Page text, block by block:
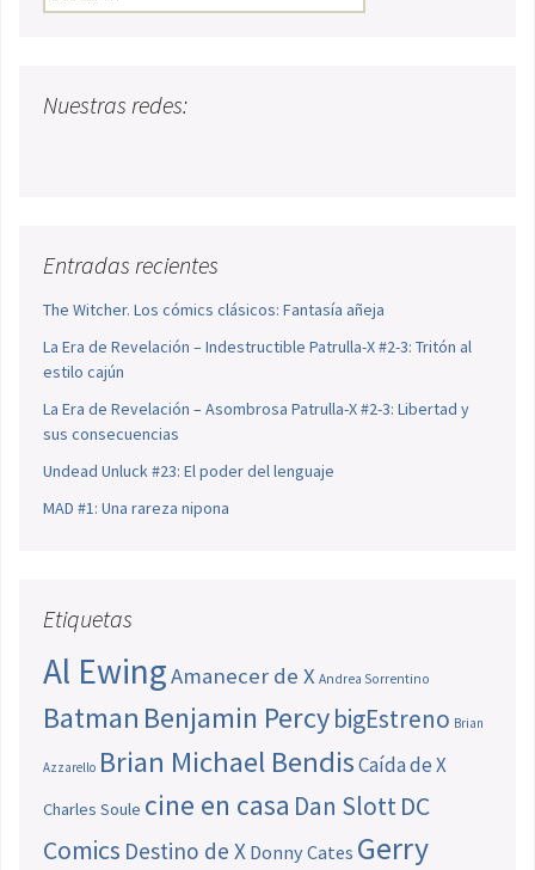
Nuestras redes:
Entradas recientes
The Witcher. Los cómics clásicos: Fantasía añeja
La Era de Revelación – Indestructible Patrulla-X #2-3: Tritón al
estilo cajún
La Era de Revelación – Asombrosa Patrulla-X #2-3: Libertad y
sus consecuencias
Undead Unluck #23: El poder del lenguaje
MAD #1: Una rareza nipona
Etiquetas
Al EwingAmanecer de X Andrea Sorrentino
Batman Benjamin PercybigEstreno Brian
Azzarello Brian Michael BendisCaída de X
Charles Soule cine en casa Dan SlottDC
Comics Destino de X Donny Cates Gerry